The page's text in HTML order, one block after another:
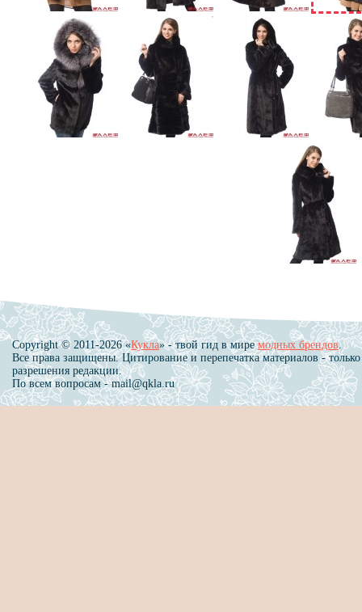
Copyright © 2011-2026 «Кукла» - твой гид в миремодных брендов.
Все права защищены. Цитирование и перепечатка материалов - только
разрешения редакции.
По всем вопросам - mail@qkla.ru